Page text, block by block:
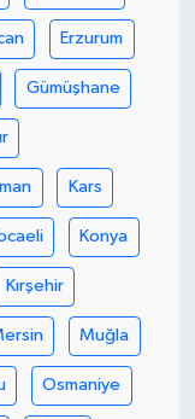
Erzurum
Gümüşhane
Kars
Konya
Kırşehir
Muğla
Osmaniye